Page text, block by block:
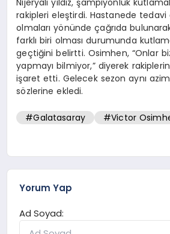
rakipleri eleştirdi. Hastanede tedavi
olmaları yönünde çağrıda
farklı biri olması durumunda
geçtiğini belirtti. Osimhen, “Onlar
yapmayı bilmiyor,” diyerek
işaret etti. Gelecek sezon aynı
sözlerine ekledi.
#Galatasaray #Victor
Yorum Yap
Ad Soyad: